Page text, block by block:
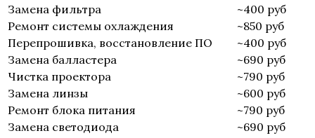
Замена фильтра
~400 руб
Ремонт системы охлаждения
~850 руб
Перепрошивка, восстановление ПО
~400 руб
Замена балластера
~690 руб
Чистка проектора
~790 руб
Замена линзы
~600 руб
Ремонт блока питания
~790 руб
Замена светодиода
~690 руб